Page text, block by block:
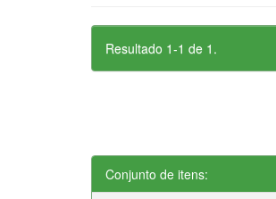
Resultado 1-1 de 1.
Conjunto de itens: